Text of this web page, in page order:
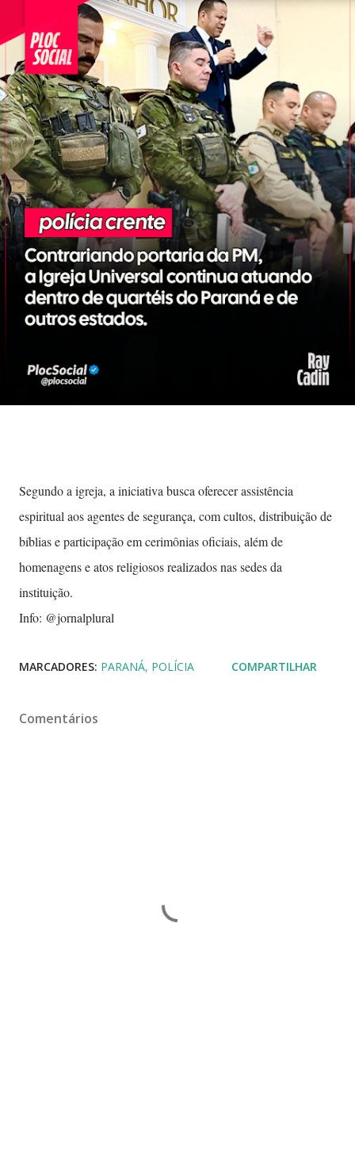
Segundo a igreja, a iniciativa busca oferecer assistência
espiritual aos agentes de segurança, com cultos, distribuição de
bíblias e participação em cerimônias oficiais, além de
homenagens e atos religiosos realizados nas sedes da
instituição.
Info: @jornalplural
MARCADORES: PARANÁ POLÍCIA COMPARTILHAR
Comentários